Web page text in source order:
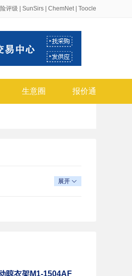
评级 SunSirs ChemNet| Toocle
生意圈 报价通
展开 
晾衣架M1-1504AF